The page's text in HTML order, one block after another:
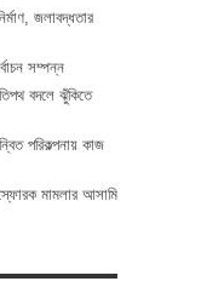
জলাবদ্ধতার
সম্পন্ন
বদলে ঝুঁকিতে
পরিকল্পনায় কাজ
মামলার আসামি